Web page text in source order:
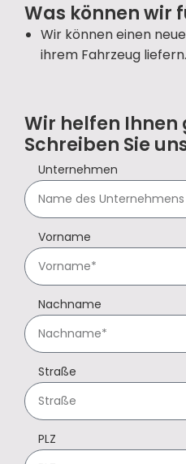
Was können wir
Wir können einen
ihrem Fahrzeug liefern.
Wir helfen Ihnen
Schreiben Sie
Unternehmen
Vorname
Nachname
Straße
PLZ